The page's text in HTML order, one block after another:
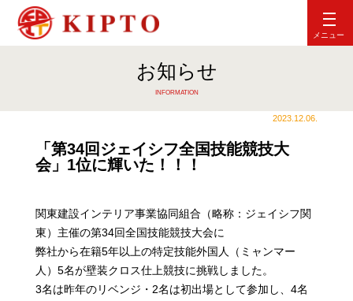
メニュー
お知らせ
INFORMATION
2023.12.06.
「第34回ジェイシフ全国技能競技大
会」1位に輝いた！！！
関東建設インテリア事業協同組合（略称：ジェイシフ関
東）主催の第34回全国技能競技大会に
弊社から在籍5年以上の特定技能外国人（ミャンマー
人）5名が壁装クロス仕上競技に挑戦しました。
3名は昨年のリベンジ・2名は初出場として参加し、4名